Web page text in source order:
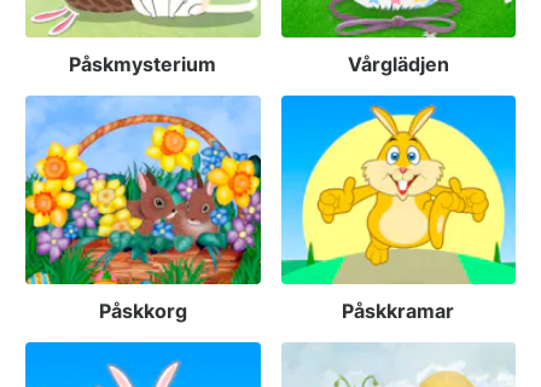
Påskmysterium Vårglädjen
Påskkorg Påskkramar